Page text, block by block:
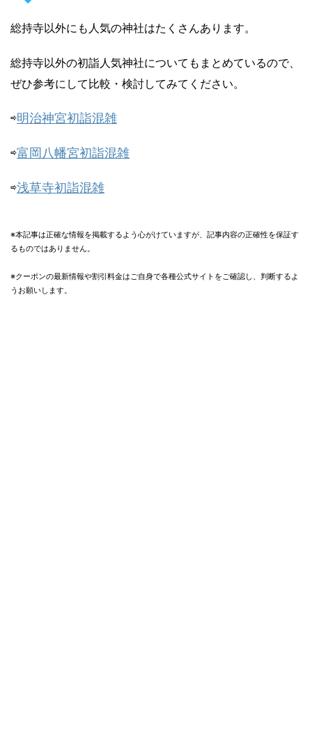
総持寺以外にも人気の神社はたくさんあります。
総持寺以外の初詣人気神社についてもまとめているので、
ぜひ参考にして比較・検討してみてください。
⇨明治神宮初詣混雑
⇨富岡八幡宮初詣混雑
⇨浅草寺初詣混雑
※本記事は正確な情報を掲載するよう心がけていますが、記事内容の正確性を保証す
るものではありません。
※クーポンの最新情報や割引料金はご自身で各種公式サイトをご確認し、判断するよ
うお願いします。